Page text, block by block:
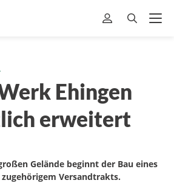
Ehingen
erweitert
Gelände beginnt der Bau eines
Versandtrakts.